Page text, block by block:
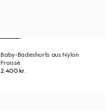
Baby-Badeshorts aus Nylon
Froissè
2.400 kr.